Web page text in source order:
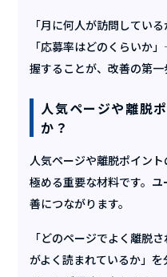
「月に何人が訪問してい
「応募率はどのくらいか
握することが、改善の第一
人気ページや離脱
か？
人気ページや離脱ポイン
極める重要な材料です。
善につながります。
「どのページでよく離脱
がよく読まれているか」